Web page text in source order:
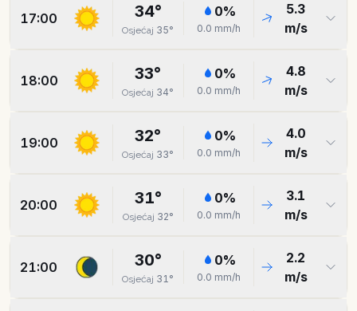
17:00 34°
Osjećaj 35°
0%
0.0 mm/h
5.3
m/s
18:00 33°
Osjećaj 34°
0%
0.0 mm/h
4.8
m/s
19:00 32°
Osjećaj 33°
0%
0.0 mm/h
4.0
m/s
20:00 31°
Osjećaj 32°
0%
0.0 mm/h
3.1
m/s
21:00 30°
Osjećaj 31°
0%
0.0 mm/h
2.2
m/s